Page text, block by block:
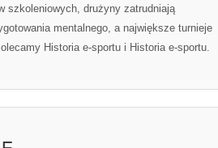
szkoleniowych, drużyny zatrudniają
mentalnego, a największe turnieje
Historia e-sportu i Historia e-sportu.